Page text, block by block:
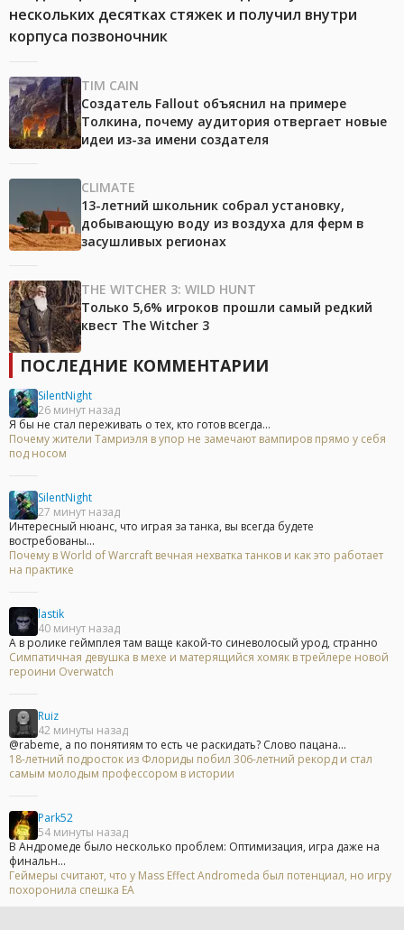
нескольких десятках стяжек и получил внутри
корпуса позвоночник
TIM CAIN
Создатель Fallout объяснил на примере
Толкина, почему аудитория отвергает новые
идеи из-за имени создателя
CLIMATE
13-летний школьник собрал установку,
добывающую воду из воздуха для ферм в
засушливых регионах
THE WITCHER 3: WILD HUNT
Только 5,6% игроков прошли самый редкий
квест The Witcher 3
ПОСЛЕДНИЕ КОММЕНТАРИИ
SilentNight
26 минут назад
Я бы не стал переживать о тех, кто готов всегда...
Почему жители Тамриэля в упор не замечают вампиров прямо у себя
под носом
SilentNight
27 минут назад
Интересный нюанс, что играя за танка, вы всегда будете
востребованы...
Почему в World of Warcraft вечная нехватка танков и как это работает
на практике
lastik
40 минут назад
А в ролике геймплея там ваще какой-то синеволосый урод, странно
Симпатичная девушка в мехе и матерящийся хомяк в трейлере новой
героини Overwatch
Ruiz
42 минуты назад
@rabeme, а по понятиям то есть че раскидать? Слово пацана...
18-летний подросток из Флориды побил 306-летний рекорд и стал
самым молодым профессором в истории
Park52
54 минуты назад
В Андромеде было несколько проблем: Оптимизация, игра даже на
финальн...
Геймеры считают, что у Mass Effect Andromeda был потенциал, но игру
похоронила спешка EA